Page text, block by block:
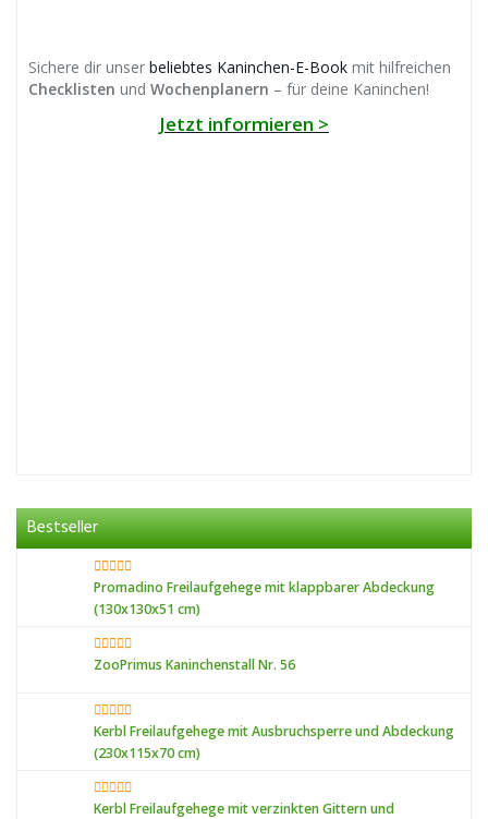
Sichere dir unser beliebtes Kaninchen-E-Book mit hilfreichen
Checklisten und Wochenplanern – für deine Kaninchen!
Jetzt informieren >
Bestseller
Promadino Freilaufgehege mit klappbarer Abdeckung
(130x130x51 cm)
ZooPrimus Kaninchenstall Nr. 56
Kerbl Freilaufgehege mit Ausbruchsperre und Abdeckung
(230x115x70 cm)
Kerbl Freilaufgehege mit verzinkten Gittern und